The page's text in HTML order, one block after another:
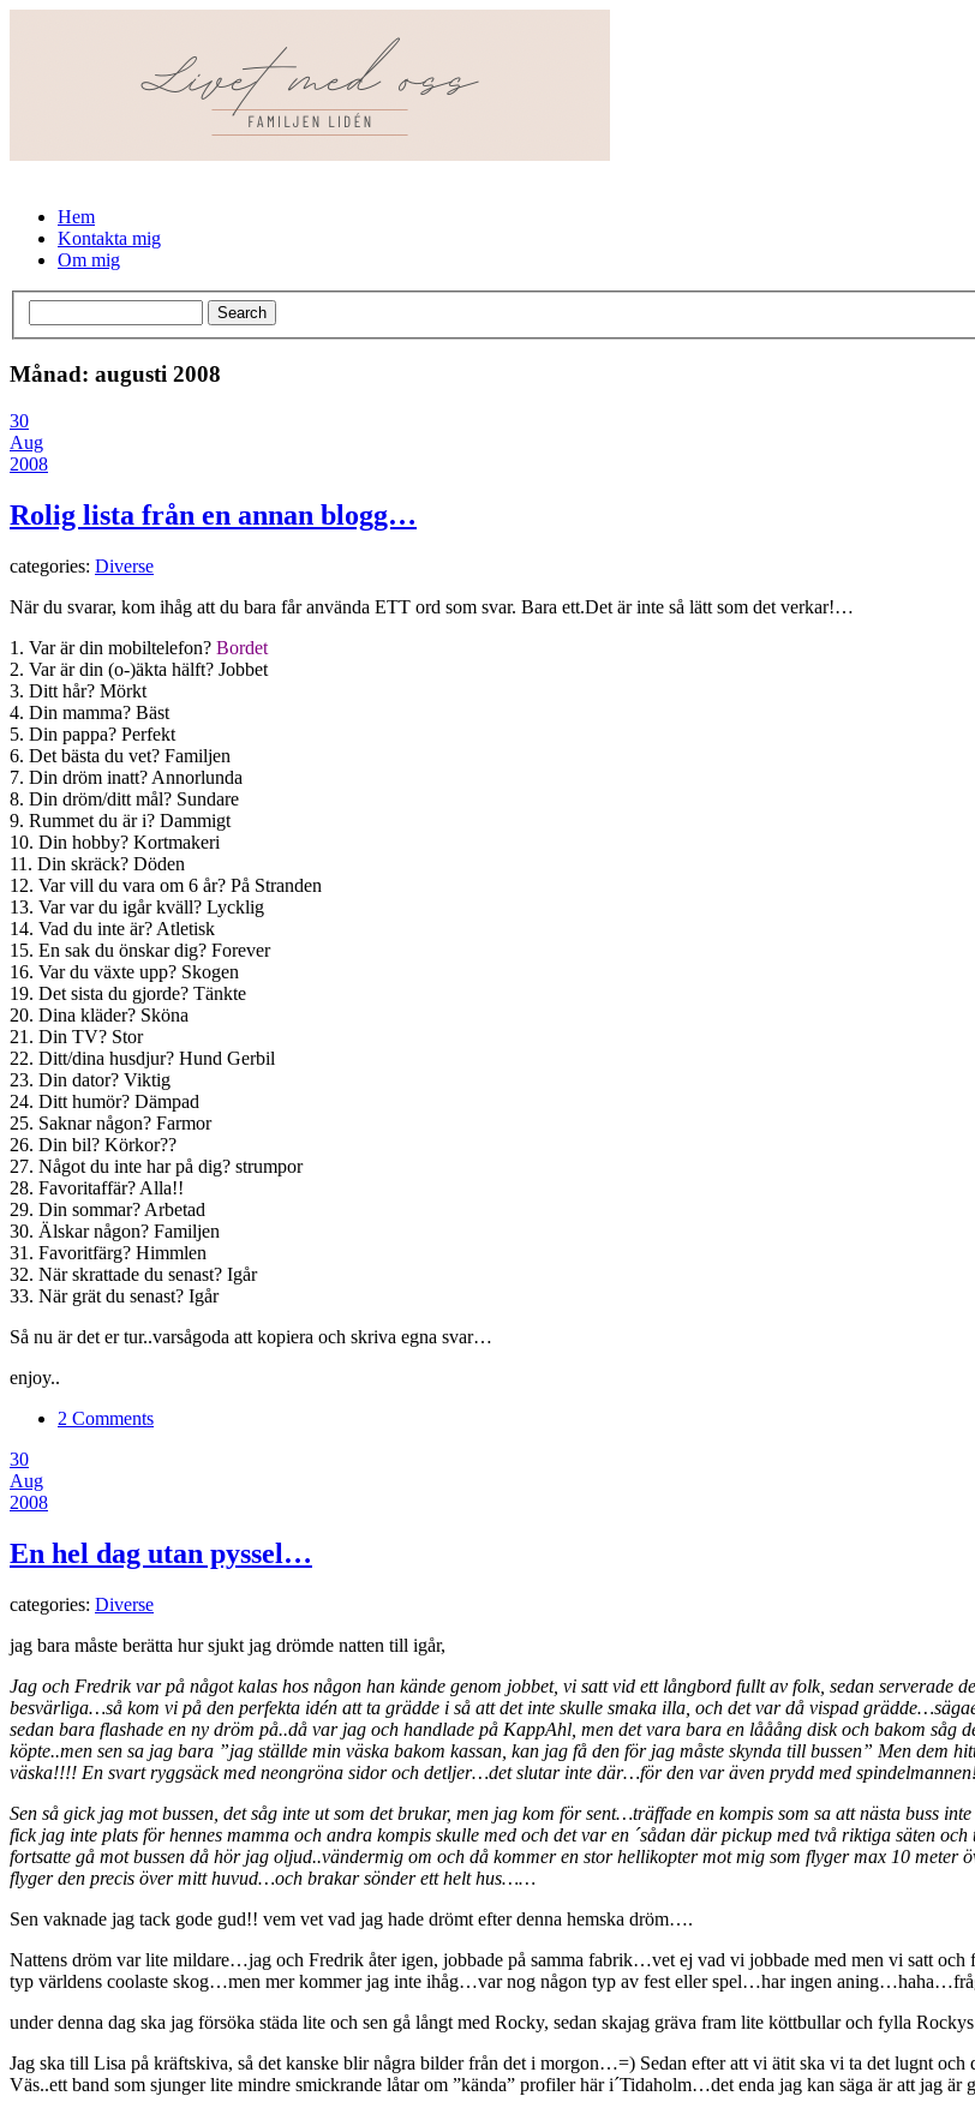
Hem
Kontakta mig
Om mig
Månad: augusti 2008
30
Aug
2008
Rolig lista från en annan blogg…
categories: Diverse
När du svarar, kom ihåg att du bara får använda ETT ord som svar. Bara ett.Det är inte så lätt som det verkar!…
1. Var är din mobiltelefon? Bordet
2. Var är din (o-)äkta hälft? Jobbet
3. Ditt hår? Mörkt
4. Din mamma? Bäst
5. Din pappa? Perfekt
6. Det bästa du vet? Familjen
7. Din dröm inatt? Annorlunda
8. Din dröm/ditt mål? Sundare
9. Rummet du är i? Dammigt
10. Din hobby? Kortmakeri
11. Din skräck? Döden
12. Var vill du vara om 6 år? På Stranden
13. Var var du igår kväll? Lycklig
14. Vad du inte är? Atletisk
15. En sak du önskar dig? Forever
16. Var du växte upp? Skogen
19. Det sista du gjorde? Tänkte
20. Dina kläder? Sköna
21. Din TV? Stor
22. Ditt/dina husdjur? Hund Gerbil
23. Din dator? Viktig
24. Ditt humör? Dämpad
25. Saknar någon? Farmor
26. Din bil? Körkor??
27. Något du inte har på dig? strumpor
28. Favoritaffär? Alla!!
29. Din sommar? Arbetad
30. Älskar någon? Familjen
31. Favoritfärg? Himmlen
32. När skrattade du senast? Igår
33. När grät du senast? Igår
Så nu är det er tur..varsågoda att kopiera och skriva egna svar…
enjoy..
2 Comments
30
Aug
2008
En hel dag utan pyssel…
categories: Diverse
jag bara måste berätta hur sjukt jag drömde natten till igår,
Jag och Fredrik var på något kalas hos någon han kände genom jobbet, vi satt vid ett långbord fullt av folk, sedan serverade
besvärliga…så kom vi på den perfekta idén att ta grädde i så att det inte skulle smaka illa, och det var då vispad
sedan bara flashade en ny dröm på..då var jag och handlade på KappAhl, men det vara bara en lååång disk och bakom
köpte..men sen sa jag bara ”jag ställde min väska bakom kassan, kan jag få den för jag måste skynda till bussen” Men dem
väska!!!! En svart ryggsäck med neongröna sidor och detljer…det slutar inte där…för den var även prydd med
Sen så gick jag mot bussen, det såg inte ut som det brukar, men jag kom för sent…träffade en kompis som sa att nästa buss
fick jag inte plats för hennes mamma och andra kompis skulle med och det var en ´sådan där pickup med två riktiga säten
fortsatte gå mot bussen då hör jag oljud..vändermig om och då kommer en stor hellikopter mot mig som flyger max 10 meter
flyger den precis över mitt huvud…och brakar sönder ett helt hus……
Sen vaknade jag tack gode gud!! vem vet vad jag hade drömt efter denna hemska dröm….
Nattens dröm var lite mildare…jag och Fredrik åter igen, jobbade på samma fabrik…vet ej vad vi jobbade med men vi satt
typ världens coolaste skog…men mer kommer jag inte ihåg…var nog någon typ av fest eller spel…har ingen
under denna dag ska jag försöka städa lite och sen gå långt med Rocky, sedan skajag gräva fram lite köttbullar och fylla
Jag ska till Lisa på kräftskiva, så det kanske blir några bilder från det i morgon…=) Sedan efter att vi ätit ska vi ta det lugnt
Väs..ett band som sjunger lite mindre smickrande låtar om ”kända” profiler här i´Tidaholm…det enda jag kan säga är att jag